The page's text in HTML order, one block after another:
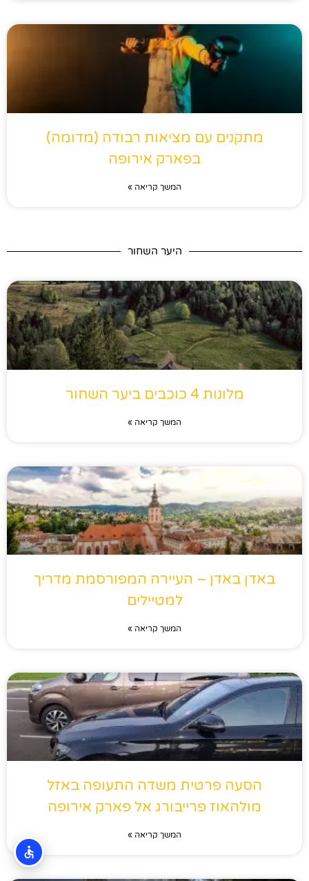
מתקנים עם מציאות רבודה (מדומה)
בפארק אירופה
המשך קריאה »
היער השחור
מלונות 4 כוכבים ביער השחור
המשך קריאה »
באדן באדן – העיירה המפורסמת מדריך
למטיילים
המשך קריאה »
הסעה פרטית משדה התעופה באזל
מולהאוז פרייבורג אל פארק אירופה
המשך קריאה »